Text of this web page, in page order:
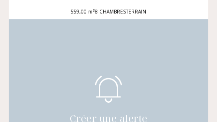
559,00 m²8 CHAMBRESTERRAIN
Créer une alerte